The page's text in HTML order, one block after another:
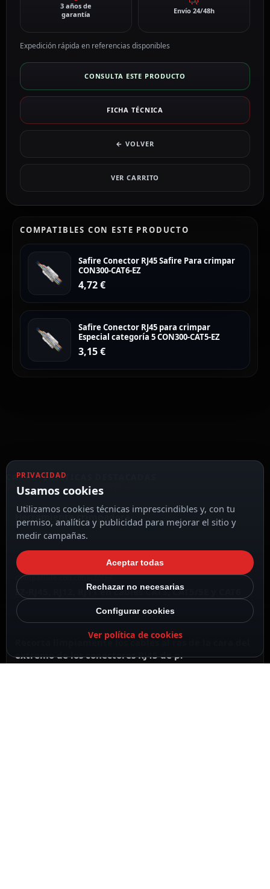
3 años de
garantía
Envío 24/48h
Expedición rápida en referencias disponibles
CONSULTA ESTE PRODUCTO
FICHA TÉCNICA
← VOLVER
VER CARRITO
COMPATIBLES CON ESTE PRODUCTO
Safire Conector RJ45 Safire Para crimpar
CON300-CAT6-EZ
4,72€
Safire Conector RJ45 para crimpar
Especial categoría 5 CON300-CAT5-EZ
3,15€
CARACTERÍSTICAS DESTACADAS
VER TODAS LAS CARACTERÍSTICAS
Herramienta crimpadora
Compatible con conectores
EZ-RJ45, RJ12, RJ11 en cables CAT3, CAT5/5E y CAT6
Recorta limpiamente los cables al ras de la cara del
extremo de los conectores RJ45 de p.
PRIVACIDAD
Usamos cookies
Utilizamos cookies técnicas imprescindibles y, con tu
permiso, analítica y publicidad para mejorar el sitio y
medir campañas.
Aceptar todas
Rechazar no necesarias
Configurar cookies
Ver política de cookies